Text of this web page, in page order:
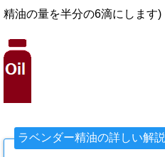
精油の量を半分の6滴にします)
ラベンダー精油の詳しい解説